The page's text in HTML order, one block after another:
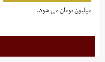
میلیون تومان می شود.